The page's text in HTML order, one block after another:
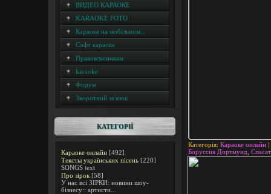
ВИДЕО КАРАОКЕ
KARAOKE FOTO
Караоке на мобільном...
Софт караоке
Правовласникам
karaoke
Форум
Зворотний зв'язок
КАТЕГОРІЇ
Караоке онлайн [492]
Тексты українських пісень [220]
SONGS text
Про зірок [58]
У нас всі ЗІРКИ: новини шоу-
бізнесу:: артисти...
Категорія: Караоке онлайн |
Боруссия Дортмунд